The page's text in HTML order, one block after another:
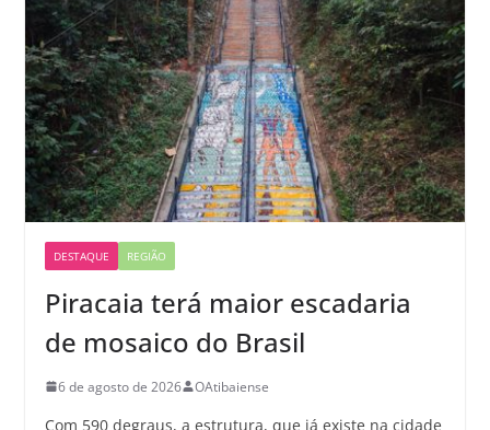
DESTAQUE REGIÃO
Piracaia terá maior escadaria
de mosaico do Brasil
6 de agosto de 2026 OAtibaiense
Com 590 degraus, a estrutura, que já existe na cidade